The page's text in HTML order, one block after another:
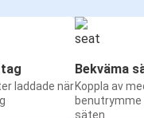
laddade när
Bekväma
Koppla av
benutrymme
säten